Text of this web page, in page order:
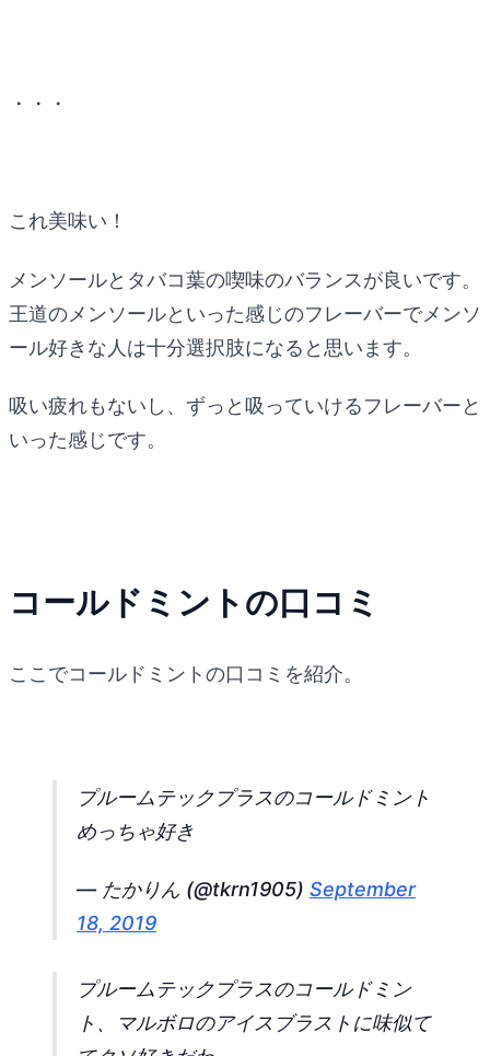
・・・
これ美味い！
メンソールとタバコ葉の喫味のバランスが良いです。
王道のメンソールといった感じのフレーバーでメンソ
ール好きな人は十分選択肢になると思います。
吸い疲れもないし、ずっと吸っていけるフレーバーと
いった感じです。
コールドミントの口コミ
ここでコールドミントの口コミを紹介。
プルームテックプラスのコールドミント
めっちゃ好き
— たかりん (@tkrn1905) September
18, 2019
プルームテックプラスのコールドミン
ト、マルボロのアイスブラストに味似て